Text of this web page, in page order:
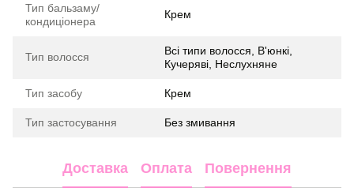
Тип бальзаму/
кондиціонера
Крем
Тип волосся
Всі типи волосся, В'юнкі,
Кучеряві, Неслухняне
Тип засобу Крем
Тип застосування Без змивання
Доставка Оплата Повернення